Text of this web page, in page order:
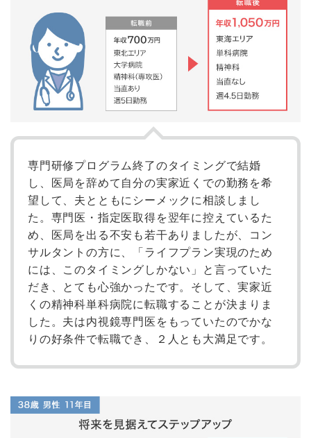
専門研修プログラム終了のタイミングで結婚
し、医局を辞めて自分の実家近くでの勤務を希
望して、夫とともにシーメックに相談しまし
た。専門医・指定医取得を翌年に控えているた
め、医局を出る不安も若干ありましたが、コン
サルタントの方に、「ライフプラン実現のため
には、このタイミングしかない」と言っていた
だき、とても心強かったです。そして、実家近
くの精神科単科病院に転職することが決まりま
した。夫は内視鏡専門医をもっていたのでかな
りの好条件で転職でき、２人とも大満足です。